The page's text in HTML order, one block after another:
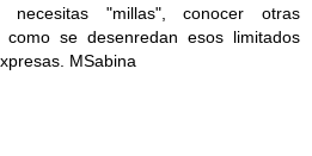
"millas", conocer otras
se desenredan esos limitados
MSabina